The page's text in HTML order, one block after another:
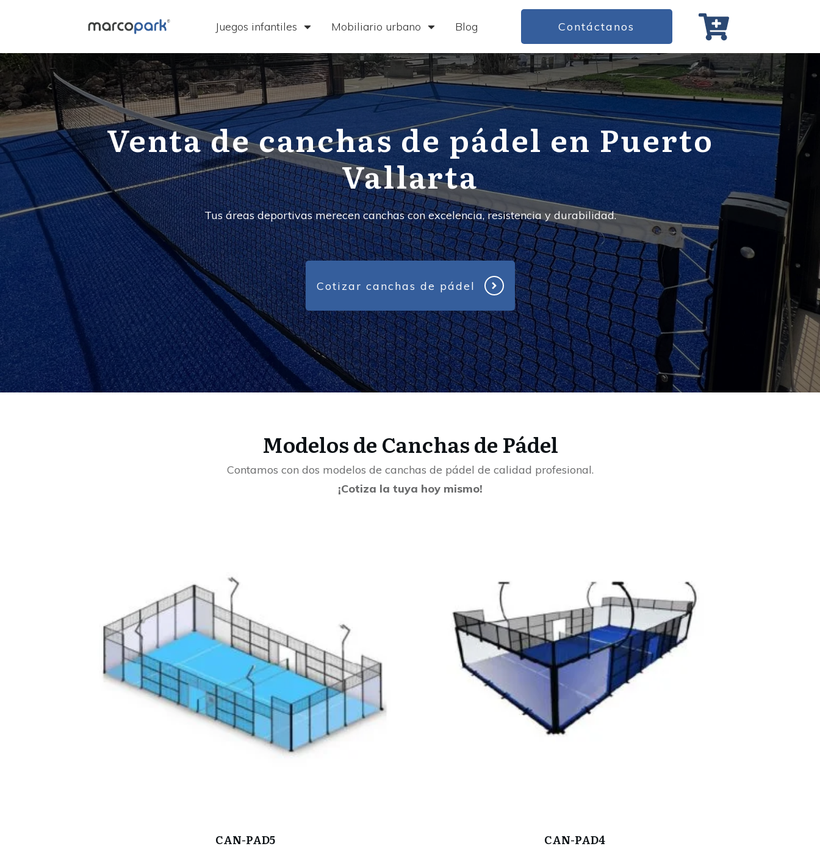
Juegos infantiles Mobiliario urbano Blog Contáctanos
Venta de canchas de pádel en Puerto
Vallarta
Tus áreas deportivas merecen canchas con excelencia, resistencia y durabilidad.
Cotizar canchas de pádel
Modelos de Canchas de Pádel
Contamos con dos modelos de canchas de pádel de calidad profesional.
¡Cotiza la tuya hoy mismo!
CAN-PAD5 CAN-PAD4